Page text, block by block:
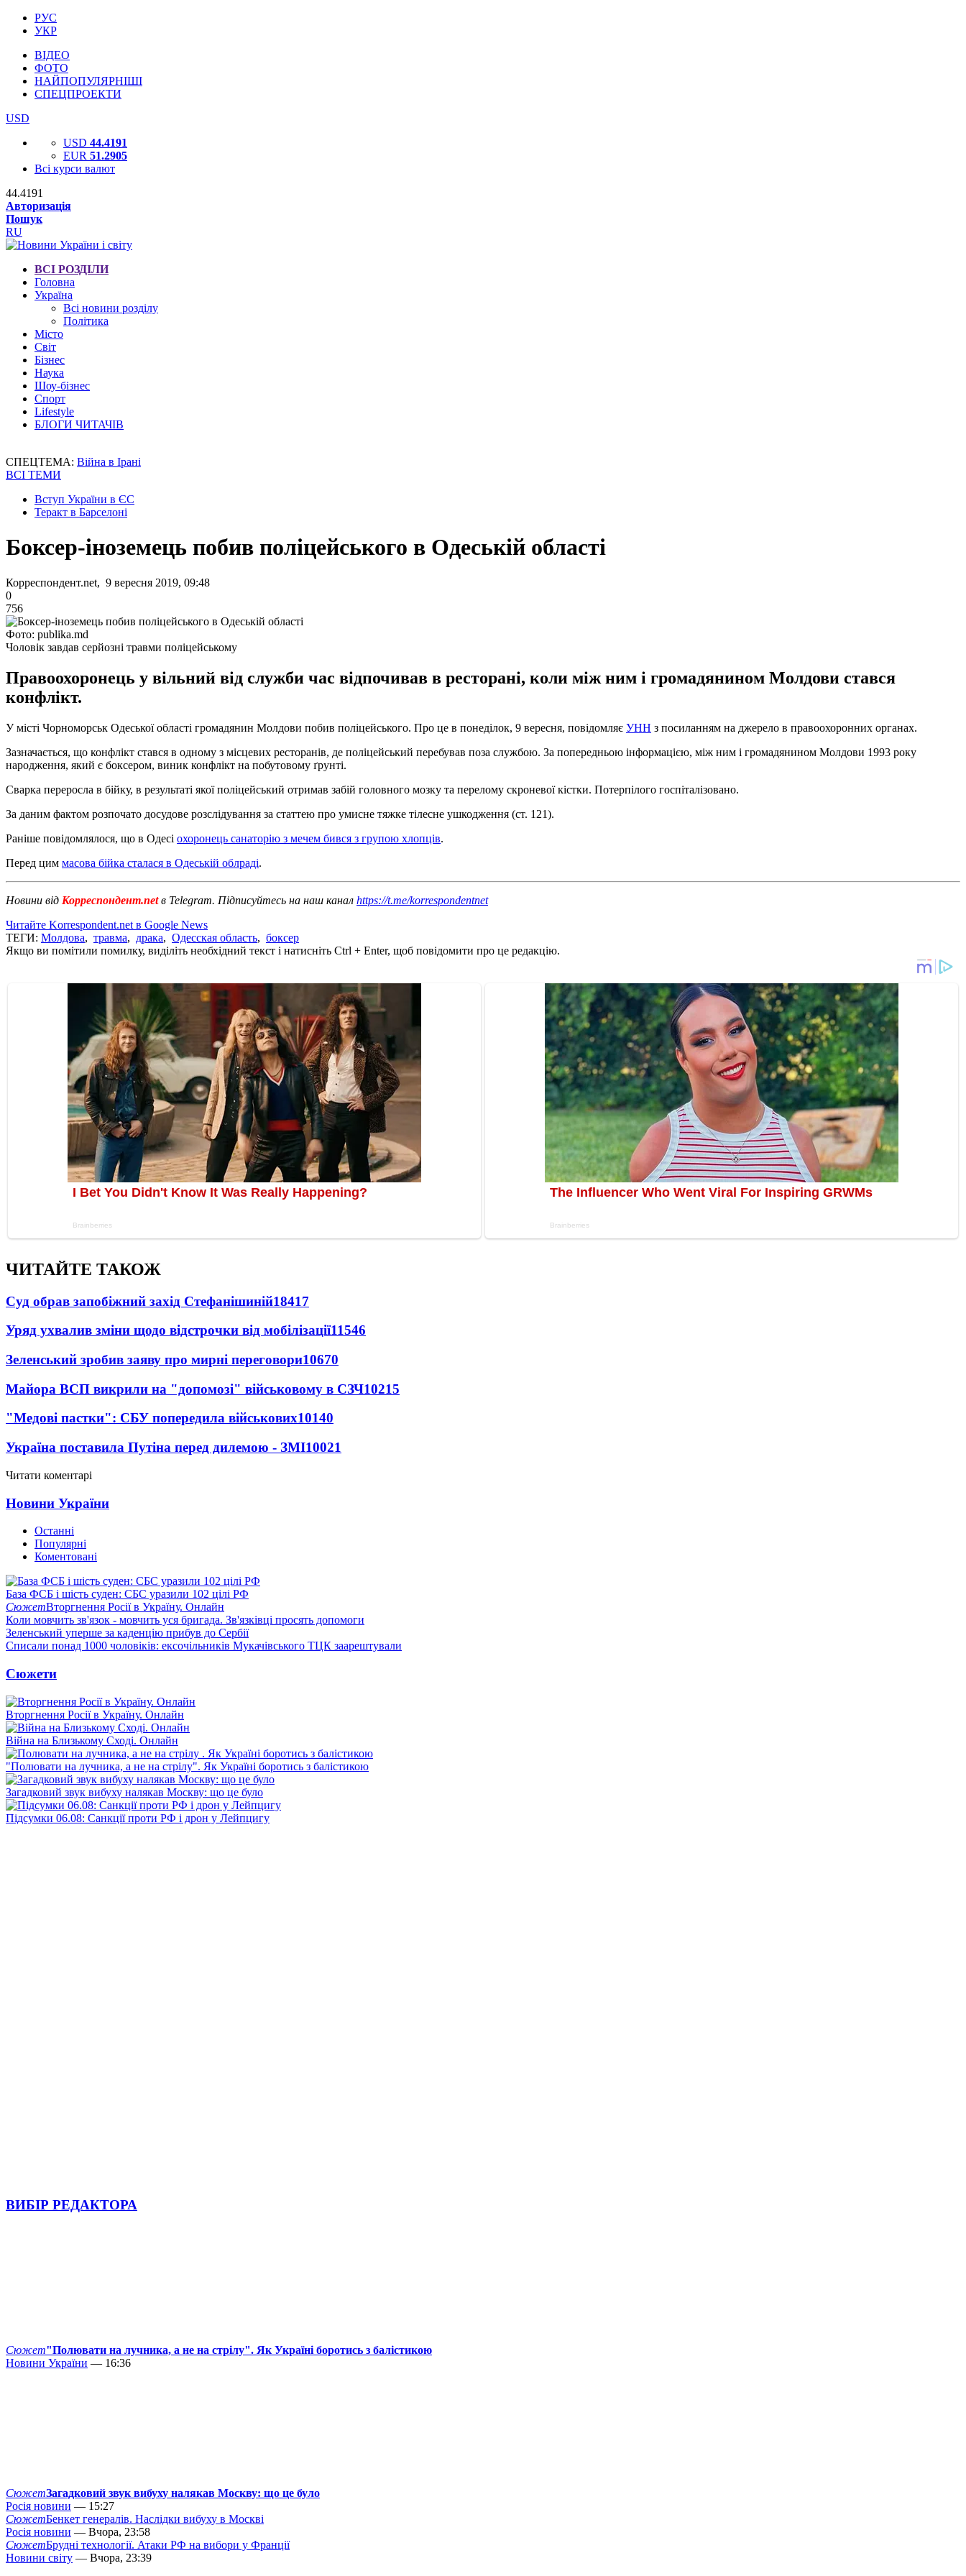
РУС
УКР
ВІДЕО
ФОТО
НАЙПОПУЛЯРНІШІ
СПЕЦПРОЕКТИ
USD
USD 44.4191
EUR 51.2905
Всі курси валют
44.4191
Авторизація
Пошук
RU
ВСІ РОЗДІЛИ
Головна
Україна
Всі новини розділу
Політика
Місто
Світ
Бізнес
Наука
Шоу-бізнес
Спорт
Lifestyle
БЛОГИ ЧИТАЧІВ
СПЕЦТЕМА: Війна в Ірані
ВСІ ТЕМИ
Вступ України в ЄС
Теракт в Барселоні
Боксер-іноземець побив поліцейського в Одеській області
Корреспондент.net, 9 вересня 2019, 09:48
0
756
Фото: publika.md
Чоловік завдав серйозні травми поліцейському
Правоохоронець у вільний від служби час відпочивав в ресторані, коли між ним і громадянином Молдови стався
конфлікт.
У місті Чорноморськ Одеської області громадянин Молдови побив поліцейського. Про це в понеділок, 9 вересня, повідомляє УНН з посиланням на джерело в правоохоронних органах.
Зазначається, що конфлікт стався в одному з місцевих ресторанів, де поліцейський перебував поза службою. За попередньою інформацією, між ним і громадянином Молдови 1993 року
народження, який є боксером, виник конфлікт на побутовому ґрунті.
Сварка переросла в бійку, в результаті якої поліцейський отримав забій головного мозку та перелому скроневої кістки. Потерпілого госпіталізовано.
За даним фактом розпочато досудове розслідування за статтею про умисне тяжке тілесне ушкодження (ст. 121).
Раніше повідомлялося, що в Одесі охоронець санаторію з мечем бився з групою хлопців.
Перед цим масова бійка сталася в Одеській облраді.
Новини від Корреспондент.netв Telegram. Підписуйтесь на наш канал https://t.me/korrespondentnet
Читайте Korrespondent.net в Google News
ТЕГИ: Молдова, травма, драка, Одесская область, боксер
Якщо ви помітили помилку, виділіть необхідний текст і натисніть Ctrl + Enter, щоб повідомити про це редакцію.
ЧИТАЙТЕ ТАКОЖ
Суд обрав запобіжний захід Стефанішиній18417
Уряд ухвалив зміни щодо відстрочки від мобілізації11546
Зеленський зробив заяву про мирні переговори10670
Майора ВСП викрили на "допомозі" військовому в СЗЧ10215
"Медові пастки": СБУ попередила військових10140
Україна поставила Путіна перед дилемою - ЗМІ10021
Читати коментарі
Новини України
Останні
Популярні
Коментовані
База ФСБ і шість суден: СБС уразили 102 цілі РФ
СюжетВторгнення Росії в Україну. Онлайн
Коли мовчить зв'язок - мовчить уся бригада. Зв'язківці просять допомоги
Зеленський уперше за каденцію прибув до Сербії
Списали понад 1000 чоловіків: ексочільників Мукачівського ТЦК заарештували
Сюжети
Вторгнення Росії в Україну. Онлайн
Війна на Близькому Сході. Онлайн
"Полювати на лучника, а не на стрілу". Як Україні боротись з балістикою
Загадковий звук вибуху налякав Москву: що це було
Підсумки 06.08: Санкції проти РФ і дрон у Лейпцигу
ВИБІР РЕДАКТОРА
Сюжет"Полювати на лучника, а не на стрілу". Як Україні боротись з балістикою
Новини України — 16:36
СюжетЗагадковий звук вибуху налякав Москву: що це було
Росія новини — 15:27
СюжетБенкет генералів. Наслідки вибуху в Москві
Росія новини — Вчора, 23:58
СюжетБрудні технології. Атаки РФ на вибори у Франції
Новини світу — Вчора, 23:39